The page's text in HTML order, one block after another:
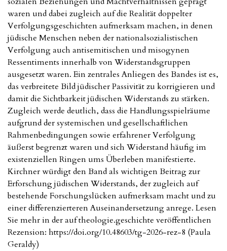
waren und dabei zugleich auf die Realität doppelter
Verfolgungsgeschichten aufmerksam machen, in denen
jüdische Menschen neben der nationalsozialistischen
Verfolgung auch antisemitischen und misogynen
Ressentiments innerhalb von Widerstandsgruppen
ausgesetzt waren. Ein zentrales Anliegen des Bandes ist es,
das verbreitete Bild jüdischer Passivität zu korrigieren und
damit die Sichtbarkeit jüdischen Widerstands zu stärken.
Zugleich werde deutlich, dass die Handlungsspielräume
aufgrund der systemischen und gesellschaftlichen
Rahmenbedingungen sowie erfahrener Verfolgung
äußerst begrenzt waren und sich Widerstand häufig im
existenziellen Ringen ums Überleben manifestierte.
Kirchner würdigt den Band als wichtigen Beitrag zur
Erforschung jüdischen Widerstands, der zugleich auf
bestehende Forschungslücken aufmerksam macht und zu
einer differenzierteren Auseinandersetzung anrege. Lesen
Sie mehr in der auf theologie.geschichte veröffentlichen
Rezension: https://doi.org/10.48603/tg-2026-rez-8 (Paula
Geraldy)